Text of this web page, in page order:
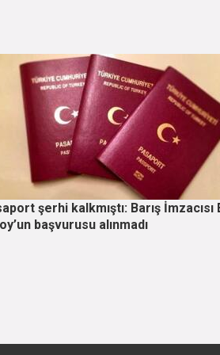
şerhi kalkmıştı: Barış İmzacısı
başvurusu alınmadı